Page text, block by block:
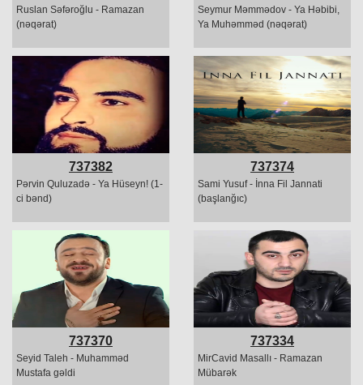
Ruslan Səfəroğlu - Ramazan
(nəqərat)
Seymur Məmmədov - Ya Həbibi,
Ya Muhəmməd (nəqərat)
737382
Pərvin Quluzadə - Ya Hüseyn! (1-
ci bənd)
737374
Sami Yusuf - İnna Fil Jannati
(başlanğıc)
737370
Seyid Taleh - Muhamməd
Mustafa gəldi
737334
MirCavid Masallı - Ramazan
Mübarək